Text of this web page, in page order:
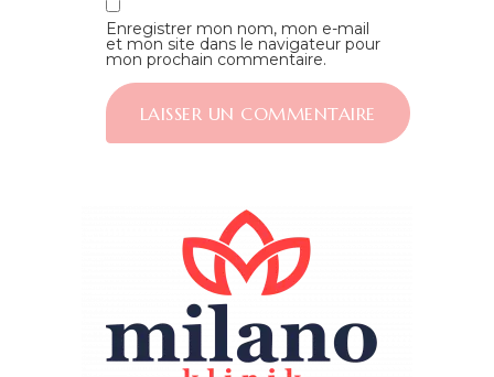
Enregistrer mon nom, mon e-mail
et mon site dans le navigateur pour
mon prochain commentaire.